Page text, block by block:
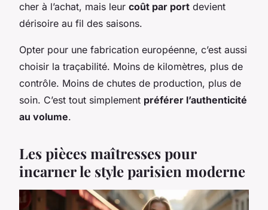
cher à l’achat, mais leur coût par port devient
dérisoire au fil des saisons.
Opter pour une fabrication européenne, c’est aussi
choisir la traçabilité. Moins de kilomètres, plus de
contrôle. Moins de chutes de production, plus de
soin. C’est tout simplement préférer l’authenticité
au volume.
Les pièces maîtresses pour
incarner le style parisien moderne